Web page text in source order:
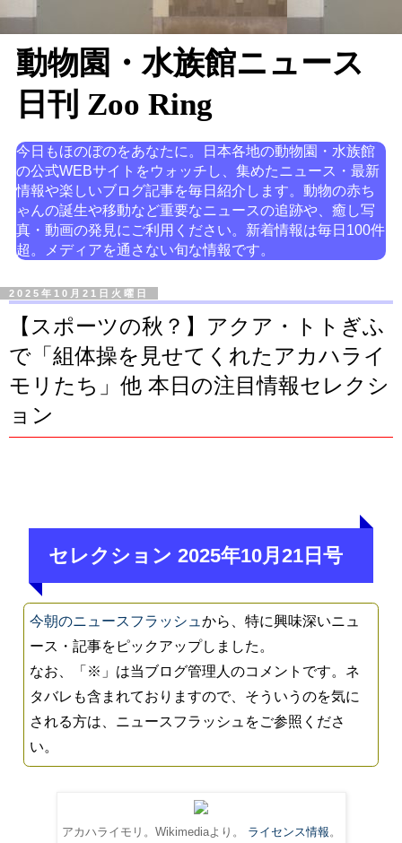
動物園・水族館ニュース
日刊 Zoo Ring
今日もほのぼのをあなたに。日本各地の動物園・水族館
の公式WEBサイトをウォッチし、集めたニュース・最新
情報や楽しいブログ記事を毎日紹介します。動物の赤ち
ゃんの誕生や移動など重要なニュースの追跡や、癒し写
真・動画の発見にご利用ください。新着情報は毎日100件
超。メディアを通さない旬な情報です。
2025年10月21日火曜日
【スポーツの秋？】アクア・トトぎふ
で「組体操を見せてくれたアカハライ
モリたち」他 本日の注目情報セレクシ
ョン
セレクション 2025年10月21日号
今朝のニュースフラッシュから、特に興味深いニュ
ース・記事をピックアップしました。
なお、「※」は当ブログ管理人のコメントです。ネ
タバレも含まれておりますので、そういうのを気に
される方は、ニュースフラッシュをご参照くださ
い。
アカハライモリ。Wikimediaより。 ライセンス情報 。